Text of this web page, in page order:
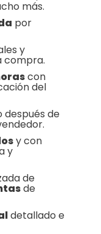
más.
por
y
compra.
con
del
después de
y con
y
de
de
detallado e